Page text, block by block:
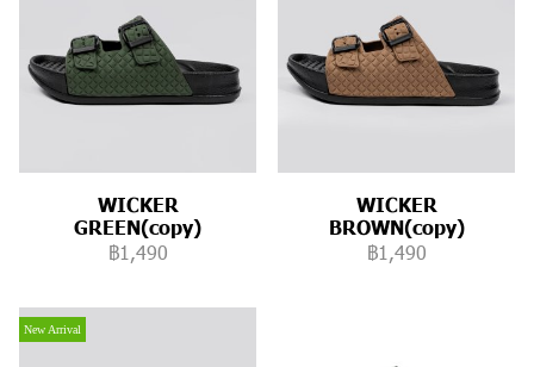
WICKER
GREEN(copy)
฿1,490
WICKER
BROWN(copy)
฿1,490
New Arrival